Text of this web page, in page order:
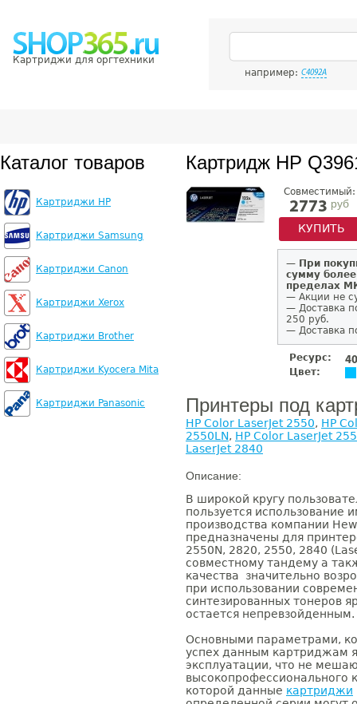
Картриджи для оргтехники
например: C4092A
Каталог товаров
Картриджи HP
Картриджи Samsung
Картриджи Canon
Картриджи Xerox
Картриджи Brother
Картриджи Kyocera Mita
Картриджи Panasonic
Картридж HP
Совместимый:
2773 руб
КУПИТЬ
— При
сумму
пределах
— Акции не
— Доставка
250 руб.
— Доставка
Ресурс:
Цвет:
Принтеры под
HP Color LaserJet 2550, HP
2550LN, HP Color LaserJet
LaserJet 2840
Описание:
В широкой кругу
пользуется использование
производства компании
предназначены для
2550N, 2820, 2550, 2840
совместному тандему а
качества значительно
при использовании
синтезированных тонеров
остается непревзойденным.
Основными параметрами,
успех данным картриджам
эксплуатации, что не
высокопрофессионального
которой данные картриджи